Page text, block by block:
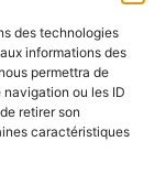
des technologies
informations des
permettra de
ou les ID
retirer son
caractéristiques